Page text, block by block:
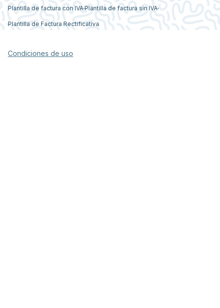
Plantilla de factura con IVA Plantilla de factura sin IVA
Plantilla de Factura Rectificativa
Condiciones de uso